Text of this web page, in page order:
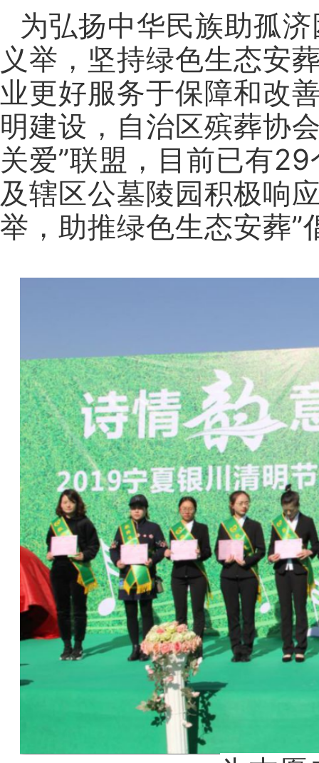
为弘扬中华民族助孤
义举，坚持绿色生态安
业更好服务于保障和改
明建设，自治区殡葬协
关爱”联盟，目前已有
及辖区公墓陵园积极响
举，助推绿色生态安葬”